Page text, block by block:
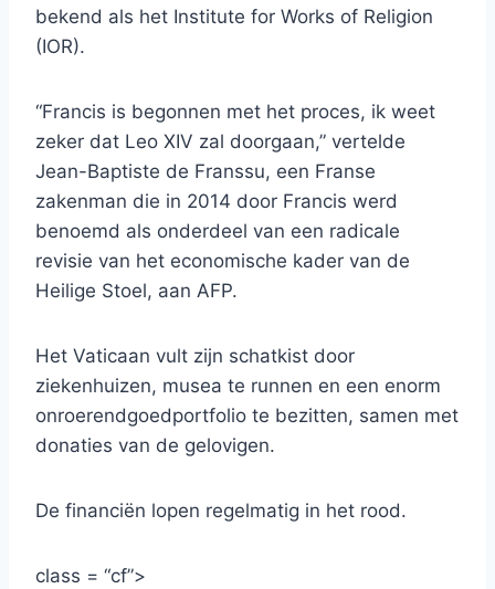
bekend als het Institute for Works of Religion
(IOR).
“Francis is begonnen met het proces, ik weet
zeker dat Leo XIV zal doorgaan,” vertelde
Jean-Baptiste de Franssu, een Franse
zakenman die in 2014 door Francis werd
benoemd als onderdeel van een radicale
revisie van het economische kader van de
Heilige Stoel, aan AFP.
Het Vaticaan vult zijn schatkist door
ziekenhuizen, musea te runnen en een enorm
onroerendgoedportfolio te bezitten, samen met
donaties van de gelovigen.
De financiën lopen regelmatig in het rood.
class = “cf”>